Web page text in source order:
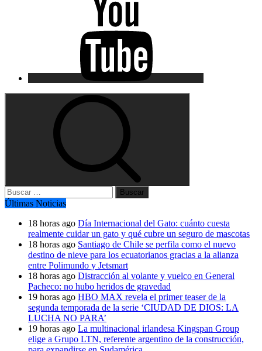
Buscar:
Últimas Noticias
18 horas ago Día Internacional del Gato: cuánto cuesta
realmente cuidar un gato y qué cubre un seguro de mascotas
18 horas ago Santiago de Chile se perfila como el nuevo
destino de nieve para los ecuatorianos gracias a la alianza
entre Polimundo y Jetsmart
18 horas ago Distracción al volante y vuelco en General
Pacheco: no hubo heridos de gravedad
19 horas ago HBO MAX revela el primer teaser de la
segunda temporada de la serie ‘CIUDAD DE DIOS: LA
LUCHA NO PARA’
19 horas ago La multinacional irlandesa Kingspan Group
elige a Grupo LTN, referente argentino de la construcción,